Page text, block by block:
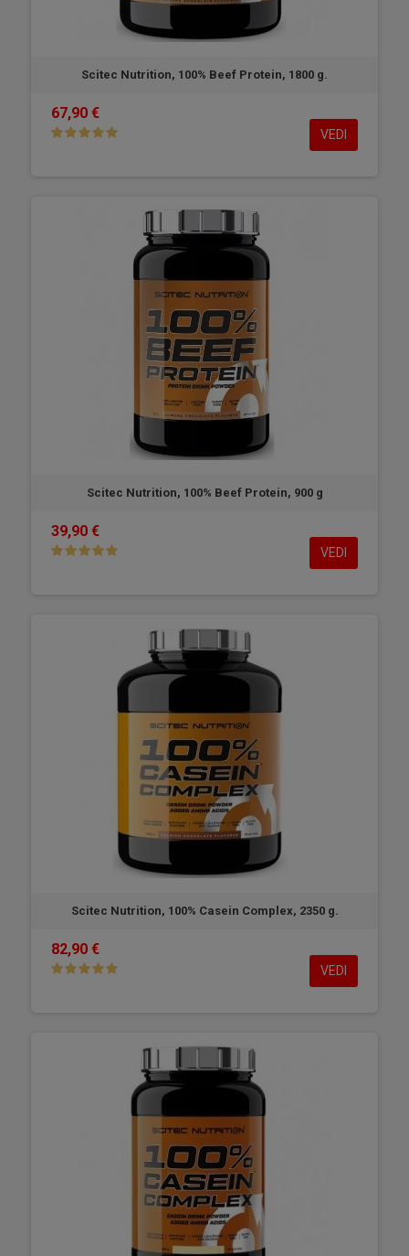
Scitec Nutrition, 100% Beef Protein, 1800 g.
67,90 €
VEDI
Scitec Nutrition, 100% Beef Protein, 900 g
39,90 €
VEDI
Scitec Nutrition, 100% Casein Complex, 2350 g.
82,90 €
VEDI